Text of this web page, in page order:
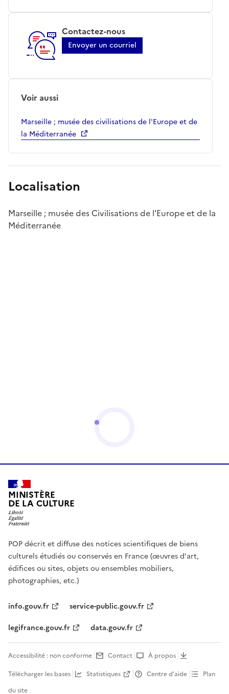
Contactez-nous
Envoyer un courriel
Voir aussi
Marseille ; musée des civilisations de l'Europe et de
la Méditerranée
Localisation
Marseille ; musée des Civilisations de l'Europe et de la
Méditerranée
MINISTÈRE
DE LA CULTURE
POP décrit et diffuse des notices scientifiques de biens
culturels étudiés ou conservés en France (œuvres d'art,
édifices ou sites, objets ou ensembles mobiliers,
photographies, etc.)
info.gouv.fr
service-public.gouv.fr
legifrance.gouv.fr
data.gouv.fr
Accessibilité : non conforme Contact
À propos
Télécharger les bases
Statistiques Centre d’aide
Plan
du site